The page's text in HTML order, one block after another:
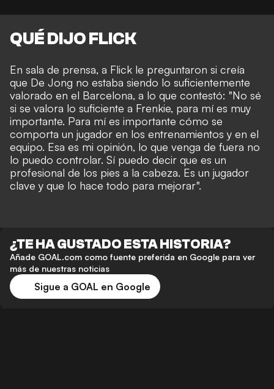
QUÉ DIJO FLICK
En sala de prensa, a Flick le preguntaron si creía
que De Jong no estaba siendo lo suficientemente
valorado en el Barcelona, a lo que contestó: "No sé
si se valora lo suficiente a Frenkie, para mí es muy
importante. Para mí es importante cómo se
comporta un jugador en los entrenamientos y en el
equipo. Esa es mi opinión, lo que venga de fuera no
lo puedo controlar. Sí puedo decir que es un
profesional de los pies a la cabeza. Es un jugador
clave y que lo hace todo para mejorar".
¿TE HA GUSTADO ESTA HISTORIA?
Añade GOAL.com como fuente preferida en Google para ver
más de nuestras noticias
Sigue a GOAL en Google